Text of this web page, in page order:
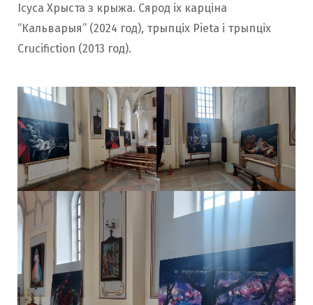
Ісуса Хрыста з крыжа. Сярод іх карціна
“Кальварыя” (2024 год), трыпціх Pieta і трыпціх
Crucifiction (2013 год).